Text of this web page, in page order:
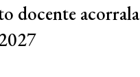
docente